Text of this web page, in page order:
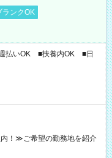
ランクOK
払いOK ■扶養内OK ■日
！≫ご希望の勤務地を紹介